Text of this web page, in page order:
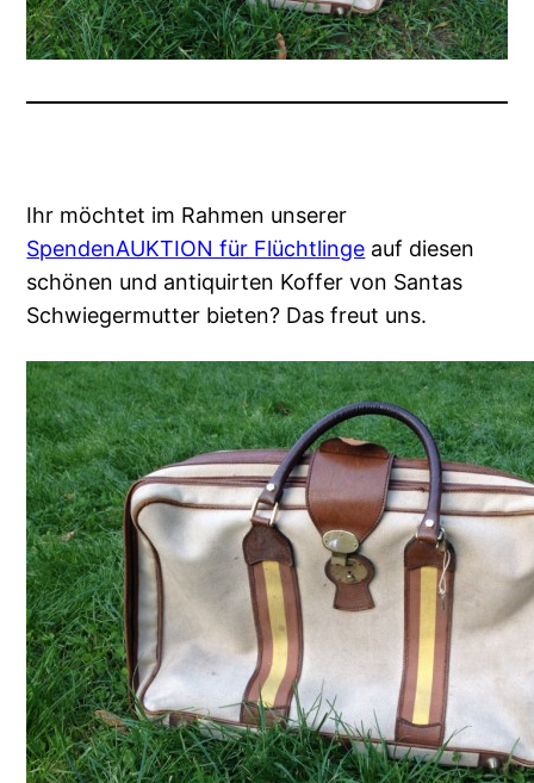
Ihr möchtet im Rahmen unserer
SpendenAUKTION für Flüchtlinge auf diesen
schönen und antiquirten Koffer von Santas
Schwiegermutter bieten? Das freut uns.